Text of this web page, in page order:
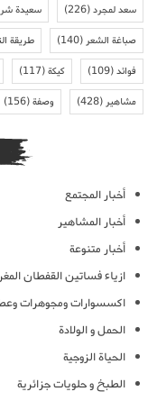
سعد لمجرد(226) سعيدة
صباغة الشعر(140) طريقة
فوائد(109) كيكة(117)
مشاهير(428) وصفة(156)
أخبار المجتمع
أخبار المشاهير
أخبار متنوعة
ازياء فساتين القفطان
اكسسوارات ومجوهرات
الحمل و الولادة
الحياة الزوجية
الطبخ و حلويات جزائرية